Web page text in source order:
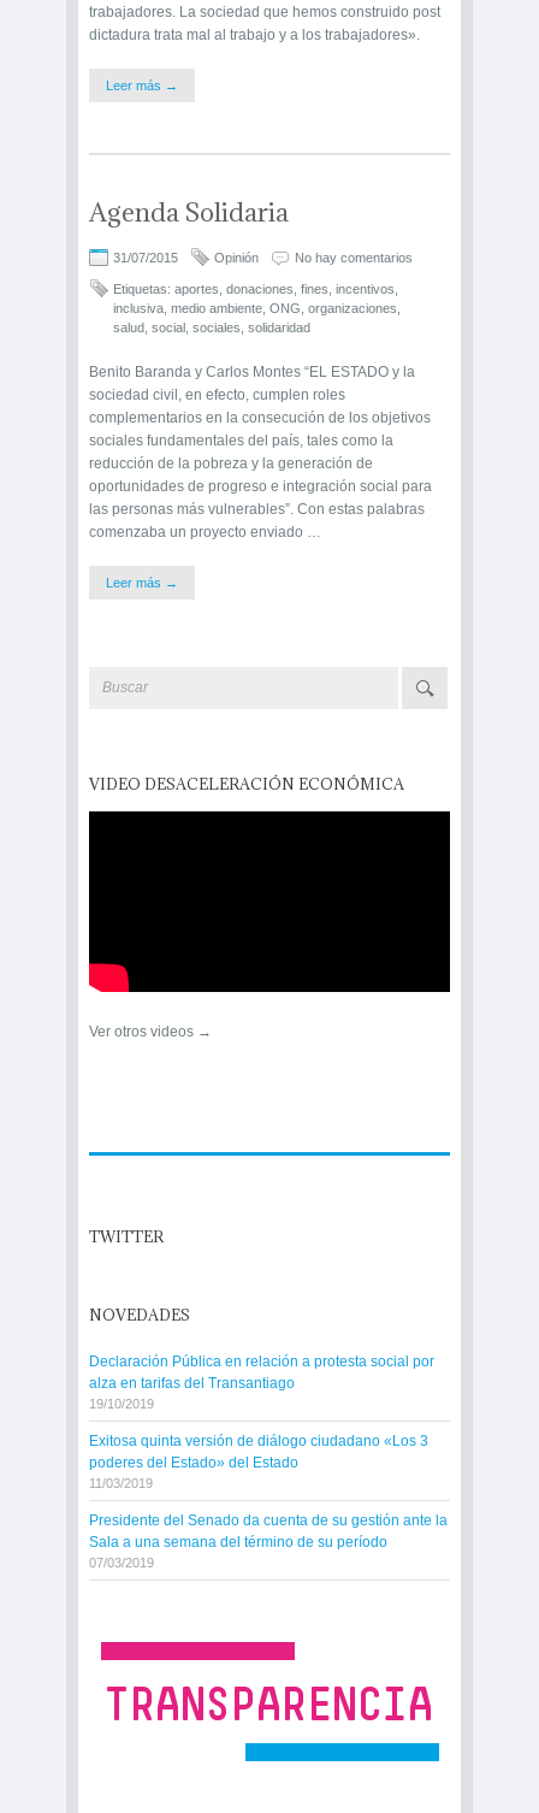
trabajadores. La sociedad que hemos construido post
dictadura trata mal al trabajo y a los trabajadores».
Leer más →
Agenda Solidaria
31/07/2015 Opinión No hay comentarios
Etiquetas: aportes donaciones fines incentivos
inclusiva medio ambiente ONG organizaciones
salud social sociales solidaridad
Benito Baranda y Carlos Montes “EL ESTADO y la
sociedad civil, en efecto, cumplen roles
complementarios en la consecución de los objetivos
sociales fundamentales del país, tales como la
reducción de la pobreza y la generación de
oportunidades de progreso e integración social para
las personas más vulnerables”. Con estas palabras
comenzaba un proyecto enviado …
Leer más →
VIDEO DESACELERACIÓN ECONÓMICA
Ver otros videos →
TWITTER
NOVEDADES
Declaración Pública en relación a protesta social por
alza en tarifas del Transantiago
19/10/2019
Exitosa quinta versión de diálogo ciudadano «Los 3
poderes del Estado» del Estado
11/03/2019
Presidente del Senado da cuenta de su gestión ante la
Sala a una semana del término de su período
07/03/2019